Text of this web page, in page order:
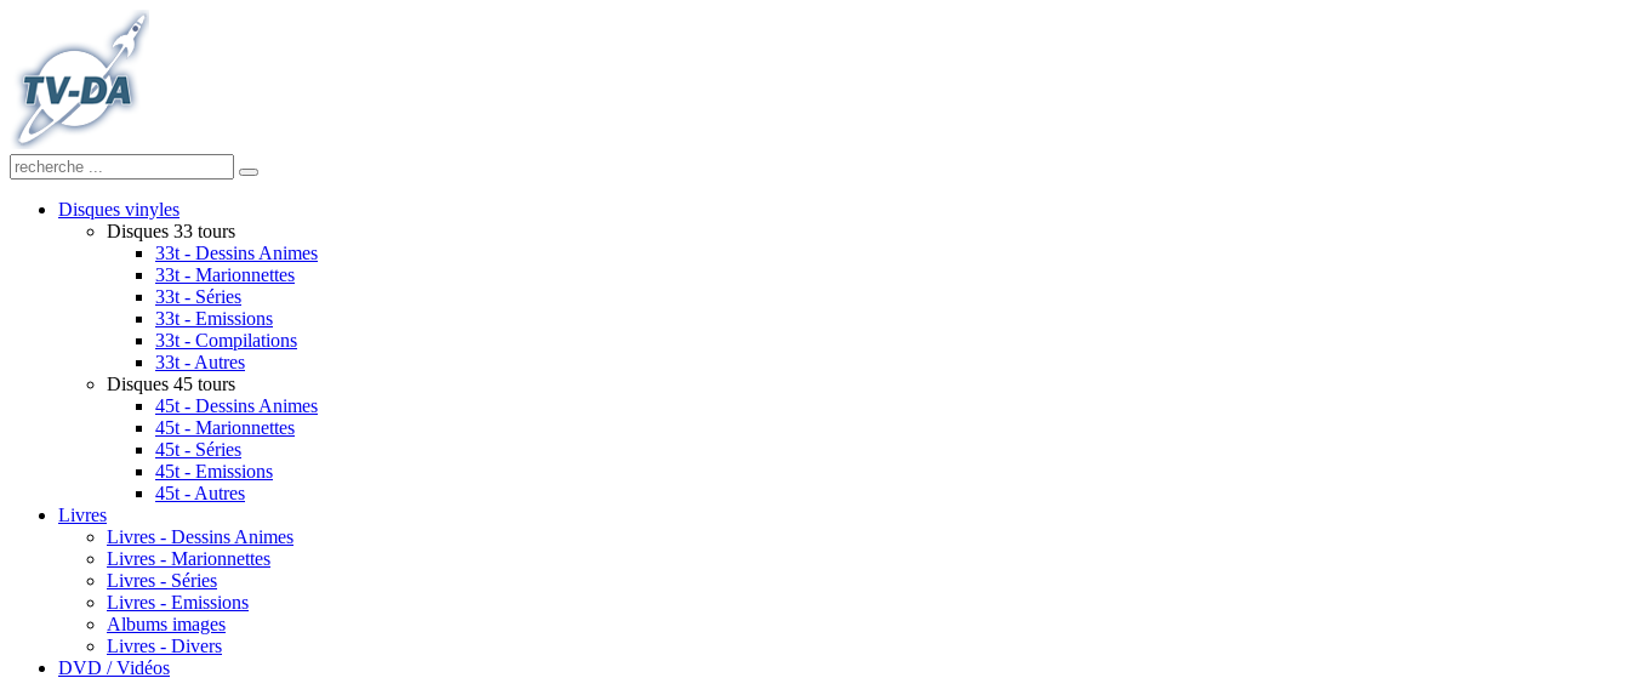
Disques vinyles
Disques 33 tours
33t - Dessins Animes
33t - Marionnettes
33t - Séries
33t - Emissions
33t - Compilations
33t - Autres
Disques 45 tours
45t - Dessins Animes
45t - Marionnettes
45t - Séries
45t - Emissions
45t - Autres
Livres
Livres - Dessins Animes
Livres - Marionnettes
Livres - Séries
Livres - Emissions
Albums images
Livres - Divers
DVD / Vidéos